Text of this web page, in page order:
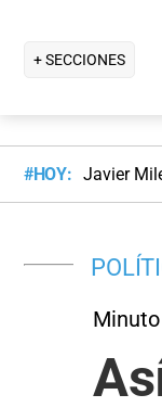
+ SECCIONES
#HOY: Javier